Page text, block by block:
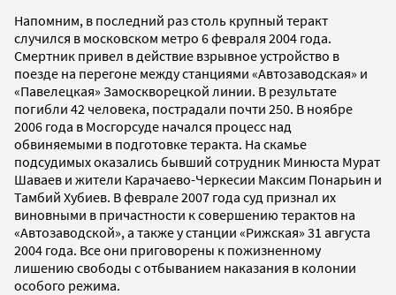
Напомним, в последний раз столь крупный теракт
случился в московском метро 6 февраля 2004 года.
Смертник привел в действие взрывное устройство в
поезде на перегоне между станциями «Автозаводская» и
«Павелецкая» Замоскворецкой линии. В результате
погибли 42 человека, пострадали почти 250. В ноябре
2006 года в Мосгорсуде начался процесс над
обвиняемыми в подготовке теракта. На скамье
подсудимых оказались бывший сотрудник Минюста Мурат
Шаваев и жители Карачаево-Черкесии Максим Понарьин и
Тамбий Хубиев. В феврале 2007 года суд признал их
виновными в причастности к совершению терактов на
«Автозаводской», а также у станции «Рижская» 31 августа
2004 года. Все они приговорены к пожизненному
лишению свободы с отбыванием наказания в колонии
особого режима.